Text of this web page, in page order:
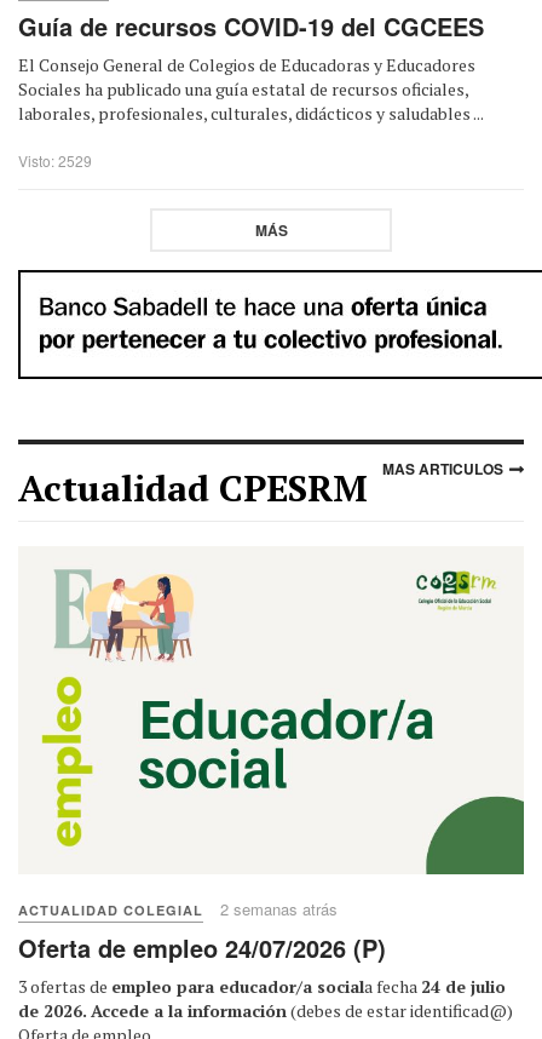
Guía de recursos COVID-19 del CGCEES
El Consejo General de Colegios de Educadoras y Educadores
Sociales ha publicado una guía estatal de recursos oficiales,
laborales, profesionales, culturales, didácticos y saludables ...
Visto: 2529
MÁS
Actualidad CPESRM MAS ARTICULOS
ACTUALIDAD COLEGIAL 2 semanas atrás
Oferta de empleo 24/07/2026 (P)
3 ofertas de empleo para educador/a sociala fecha 24 de julio
de 2026. Accede a la información(debes de estar identificad@)